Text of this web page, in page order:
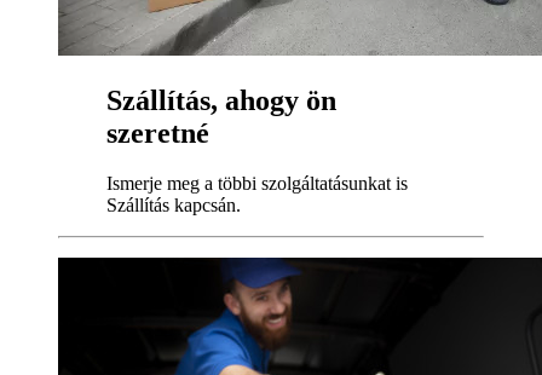
Szállítás, ahogy ön
szeretné
Ismerje meg a többi szolgáltatásunkat is
Szállítás kapcsán.